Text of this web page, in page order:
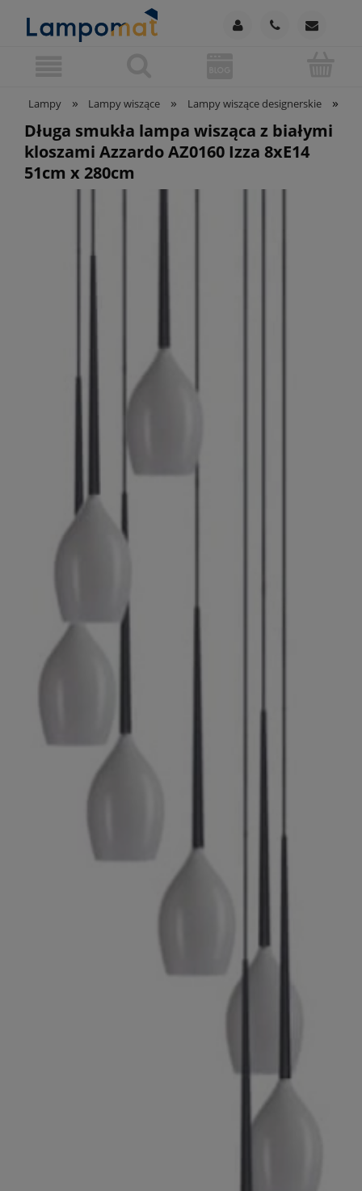
Lampy » Lampy wiszące » Lampy wiszące designerskie »
Długa smukła lampa wisząca z białymi
kloszami Azzardo AZ0160 Izza 8xE14
51cm x 280cm